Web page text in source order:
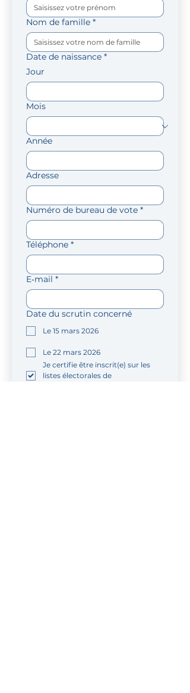
Nom de famille *
Date de naissance *
Jour
Mois
Année
Adresse
Numéro de bureau de vote *
Téléphone *
E‑mail *
Date du scrutin concerné
Le 15 mars 2026
Le 22 mars 2026
Je certifie être inscrit(e) sur les
listes électorales de